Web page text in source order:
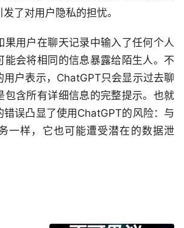
了对用户隐私的担忧。
果用户在聊天记录中输入了任何个人
能会将相同的信息暴露给陌生人。不
用户表示，ChatGPT只会显示过去聊
包含所有详细信息的完整提示。也就
错误凸显了使用ChatGPT的风险：与
一样，它也可能遭受潜在的数据泄